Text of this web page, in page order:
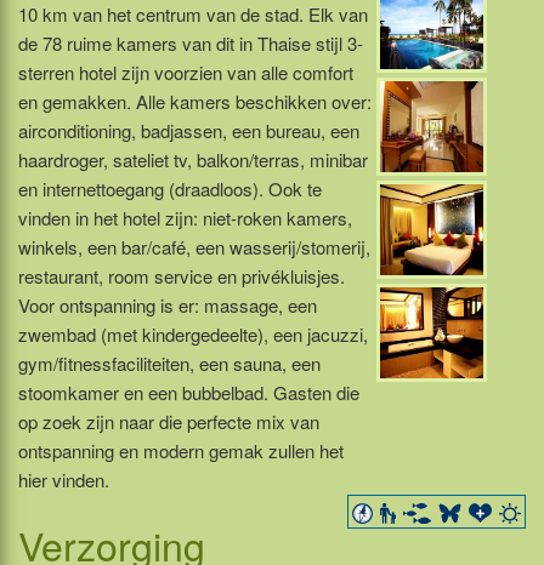
10 km van het centrum van de stad. Elk van
de 78 ruime kamers van dit in Thaise stijl 3-
sterren hotel zijn voorzien van alle comfort
en gemakken. Alle kamers beschikken over:
airconditioning, badjassen, een bureau, een
haardroger, sateliet tv, balkon/terras, minibar
en internettoegang (draadloos). Ook te
vinden in het hotel zijn: niet-roken kamers,
winkels, een bar/café, een wasserij/stomerij,
restaurant, room service en privékluisjes.
Voor ontspanning is er: massage, een
zwembad (met kindergedeelte), een jacuzzi,
gym/fitnessfaciliteiten, een sauna, een
stoomkamer en een bubbelbad. Gasten die
op zoek zijn naar die perfecte mix van
ontspanning en modern gemak zullen het
hier vinden.
Verzorging